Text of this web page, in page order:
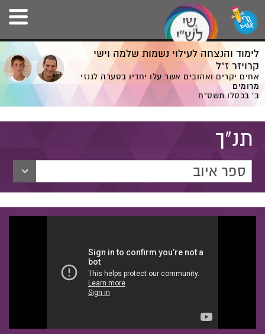
לימוד והנצחה לעילוי נשמות שלמה וישי
קרויזר ז”ל
אחים יקרים ואהובים אשר עלו יחדיו בסערה לגנזי
מרומים
ב' בכסלו תשס”ח
תנ"ך
ספר איוב